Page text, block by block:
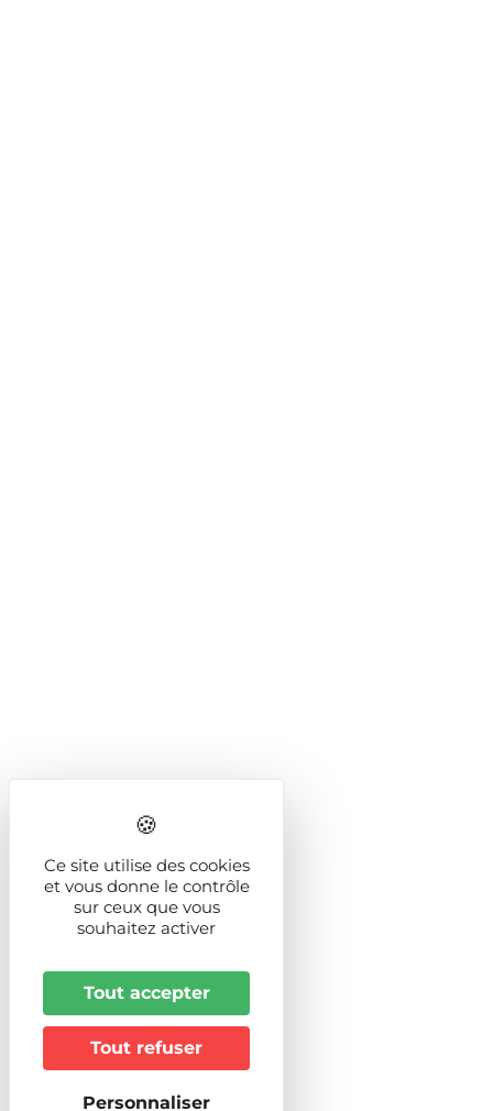
Ce site utilise des cookies
et vous donne le contrôle
sur ceux que vous
souhaitez activer
Tout accepter
Tout refuser
Personnaliser